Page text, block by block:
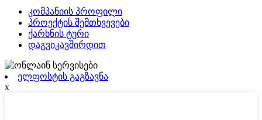
კომპანიის პროფილი
პროექტის შემთხვევები
ქარხნის ტური
დაგვიკავშირდით
ელფოსტის გაგზავნა
x